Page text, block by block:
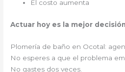
El costo aumenta
Actuar hoy es la mejor decisión
Plomería de baño en Ocotal:
No esperes a que el problema
No gastes dos veces.